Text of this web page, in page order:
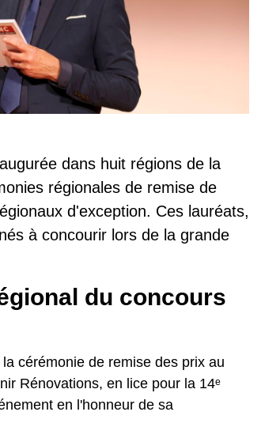
dans huit régions de la
régionales de remise de
d'exception. Ces lauréats,
à concourir lors de la grande
du concours
cérémonie de remise des prix au
Rénovations, en lice pour la 14ᵉ
en l'honneur de sa